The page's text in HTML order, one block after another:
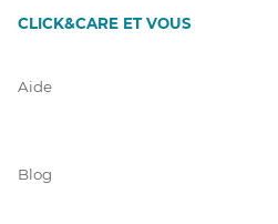
CLICK&CARE ET VOUS
Aide
Blog